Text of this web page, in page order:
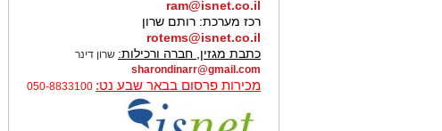
ram@isnet.co.il
רכז מערכת: רותם שרון
rotems@isnet.co.il
כתבת מגזין, חברה ורכילות: שרון דינר
sharondinarr@gmail.com
מכירות פרסום בבאר שבע נט: 050-8833100